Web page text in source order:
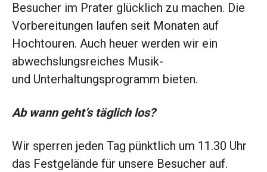
Besucher im Prater glücklich zu machen. Die
Vorbereitungen laufen seit Monaten auf
Hochtouren. Auch heuer werden wir ein
abwechslungsreiches Musik-
und Unterhaltungsprogramm bieten.
Ab wann geht’s täglich los?
Wir sperren jeden Tag pünktlich um 11.30 Uhr
das Festgelände für unsere Besucher auf.